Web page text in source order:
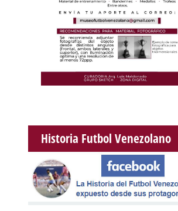
Historia Futbol Venezolano